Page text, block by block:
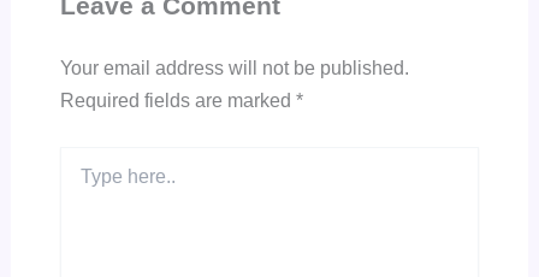
Your email address will not be published.
Required fields are marked *
here..